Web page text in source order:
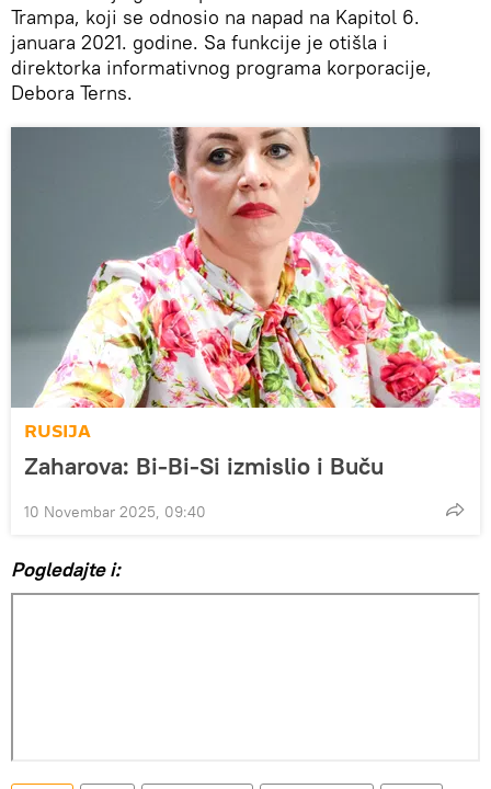
Trampa, koji se odnosio na napad na Kapitol 6.
januara 2021. godine. Sa funkcije je otišla i
direktorka informativnog programa korporacije,
Debora Terns.
RUSIJA
Zaharova: Bi-Bi-Si izmislio i Buču
10 Novembar 2025, 09:40
Pogledajte i: